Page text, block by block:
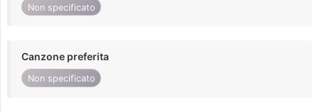
Non specificato
Canzone preferita
Non specificato